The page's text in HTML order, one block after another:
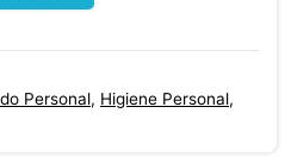
Personal, Higiene Personal,